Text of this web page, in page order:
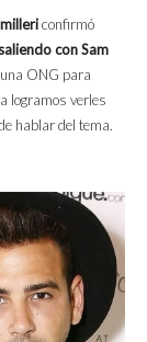
confirmó
con Sam
ONG para
logramos verles
hablar del tema.